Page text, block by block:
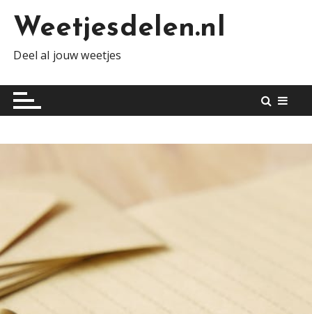
c
n
Weetjesdelen.nl
Deel al jouw weetjes